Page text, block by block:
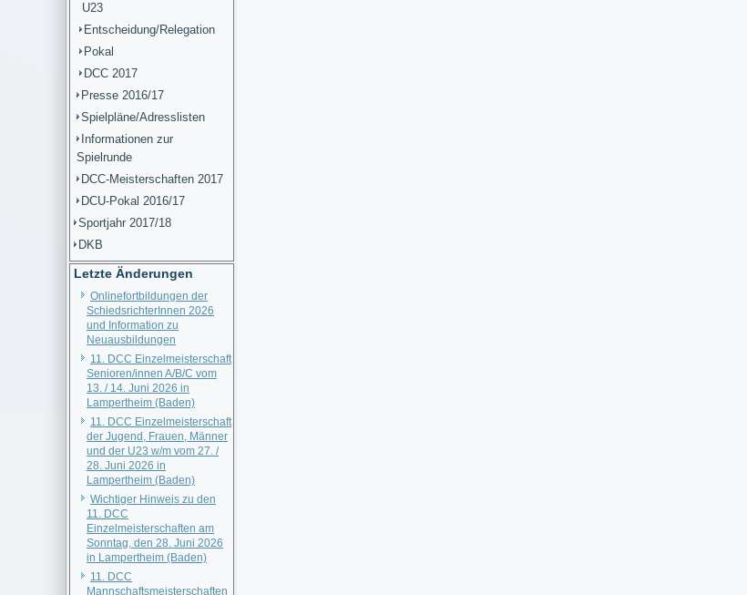
U23
Entscheidung/Relegation
Pokal
DCC 2017
Presse 2016/17
Spielpläne/Adresslisten
Informationen zur
Spielrunde
DCC-Meisterschaften 2017
DCU-Pokal 2016/17
Sportjahr 2017/18
DKB
Letzte Änderungen
Onlinefortbildungen der
SchiedsrichterInnen 2026
und Information zu
Neuausbildungen
11. DCC Einzelmeisterschaft
Senioren/innen A/B/C vom
13. / 14. Juni 2026 in
Lampertheim (Baden)
11. DCC Einzelmeisterschaft
der Jugend, Frauen, Männer
und der U23 w/m vom 27. /
28. Juni 2026 in
Lampertheim (Baden)
Wichtiger Hinweis zu den
11. DCC
Einzelmeisterschaften am
Sonntag, den 28. Juni 2026
in Lampertheim (Baden)
11. DCC
Mannschaftsmeisterschaften